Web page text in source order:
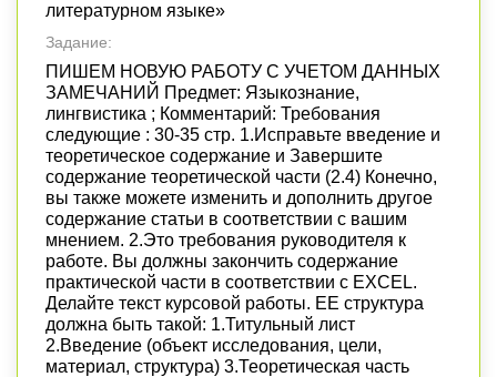
литературном языке»
Задание:
ПИШЕМ НОВУЮ РАБОТУ С УЧЕТОМ ДАННЫХ
ЗАМЕЧАНИЙ Предмет: Языкознание,
лингвистика ; Комментарий: Требования
следующие : 30-35 стр. 1.Исправьте введение и
теоретическое содержание и Завершите
содержание теоретической части (2.4) Конечно,
вы также можете изменить и дополнить другое
содержание статьи в соответствии с вашим
мнением. 2.Это требования руководителя к
работе. Вы должны закончить содержание
практической части в соответствии с EXCEL.
Делайте текст курсовой работы. ЕЕ структура
должна быть такой: 1.Титульный лист
2.Введение (объект исследования, цели,
материал, структура) 3.Теоретическая часть